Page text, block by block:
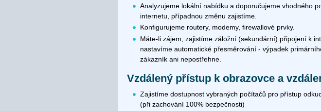
Analyzujeme lokální nabídku a doporučujeme vhodného
internetu, případnou změnu zajistíme.
Konfigurujeme routery, modemy, firewallové prvky.
Máte-li zájem, zajistíme záložní (sekundární) připojení k
nastavíme automatické přesměrování - výpadek
zákazník ani nepostřehne.
Vzdálený přístup k obrazovce a
Zajistíme dostupnost vybraných počítačů pro přístup
(při zachování 100% bezpečnosti)